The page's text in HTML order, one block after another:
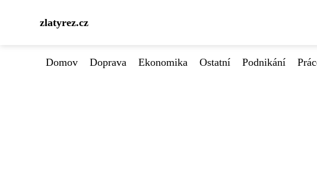
zlatyrez.cz
Domov Doprava Ekonomika Ostatní Podnikání